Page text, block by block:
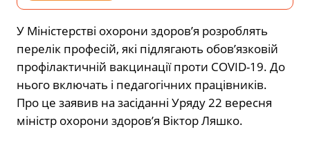
У Міністерстві охорони здоров’я розроблять
перелік професій, які підлягають обов’язковій
профілактичній вакцинації проти COVID-19. До
нього включать і педагогічних працівників.
Про це заявив на засіданні Уряду 22 вересня
міністр охорони здоров’я Віктор Ляшко.